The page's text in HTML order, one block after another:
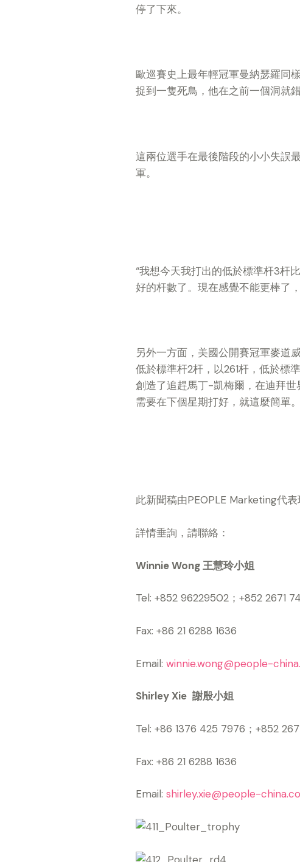
停了下來。
歐巡賽史上最年輕冠軍曼納瑟羅同
捉到一隻死鳥，他在之前一個洞就
這兩位選手在最後階段的小小失誤
軍。
“我想今天我打出的低於標準杆3杆
好的杆數了。現在感覺不能更棒了
另外一方面，美國公開賽冠軍麥道
低於標準杆2杆，以261杆，低於標
創造了追趕馬丁-凱梅爾，在迪拜世
需要在下個星期打好，就這麼簡單
此新聞稿由PEOPLE Marketing代
詳情垂詢，請聯絡：
Winnie Wong王慧玲小姐
Tel: +852 96229502；+852 2671
Fax: +86 21 6288 1636
Email: winnie.wong@people-
Shirley Xie 謝殷小姐
Tel: +86 1376 425 7976；+852
Fax: +86 21 6288 1636
Email: shirley.xie@people-